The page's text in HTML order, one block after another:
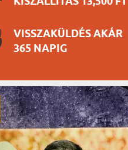
VISSZAKÜLDÉS AKÁR
365 NAPIG